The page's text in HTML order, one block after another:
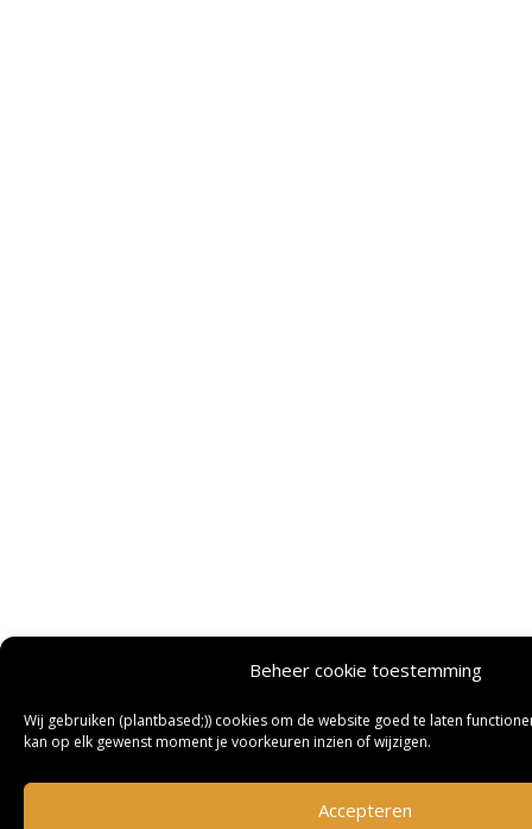
Beheer cookie toestemming
Wij gebruiken (plantbased;)) cookies om de website goed te laten
kan op elk gewenst moment je voorkeuren inzien of wijzigen.
Accepteren